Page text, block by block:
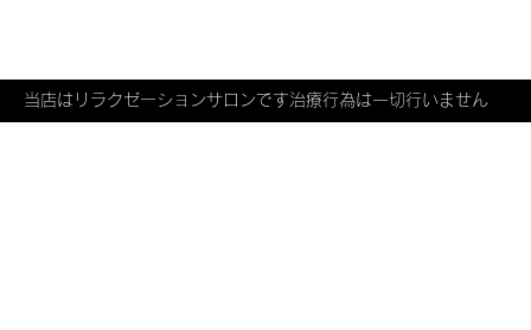
​​当店はリラクゼーションサロンです治療行為は一切行いません